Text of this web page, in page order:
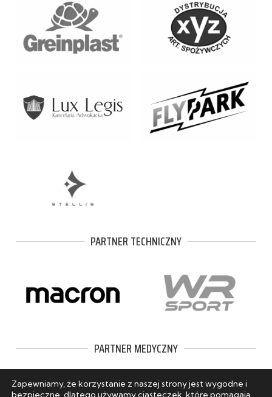
PARTNER TECHNICZNY
PARTNER MEDYCZNY
Zapewniamy, że korzystanie z naszej strony jest wygodne i
bezpieczne, dlatego używamy ciasteczek, które pomagają